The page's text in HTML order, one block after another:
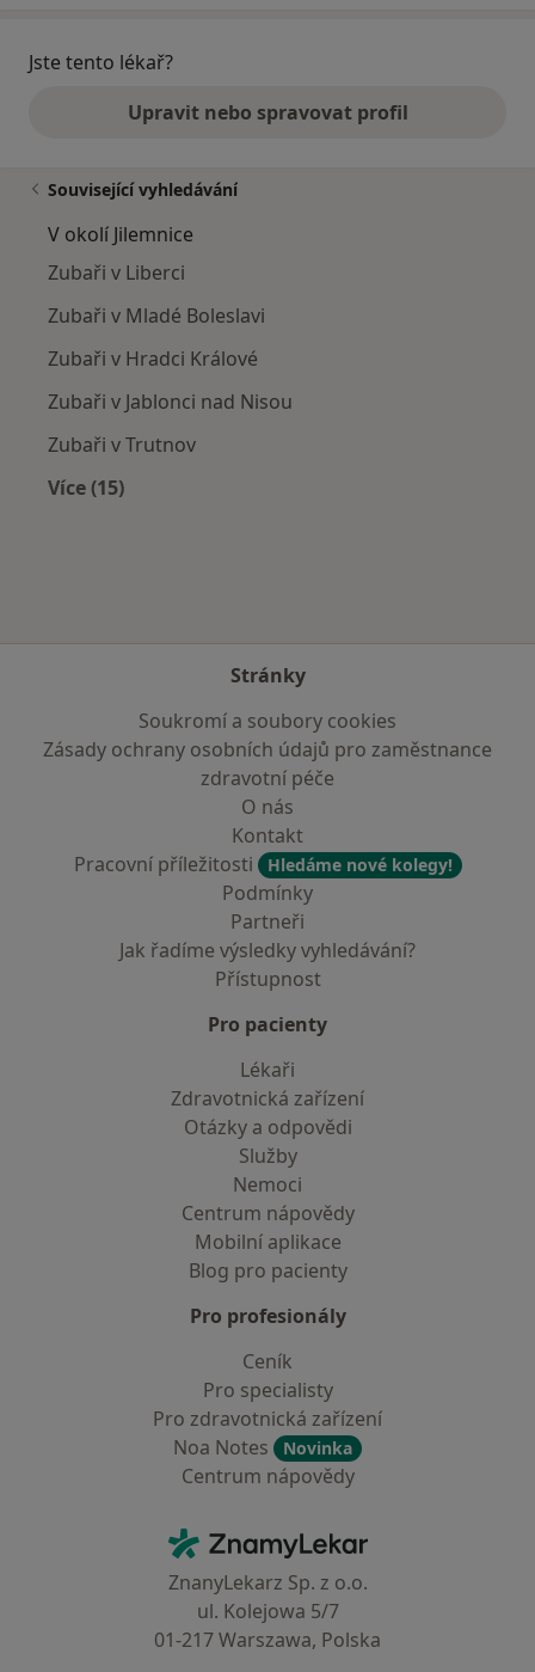
Jste tento lékař?
Upravit nebo spravovat profil
Související vyhledávání
V okolí Jilemnice
Zubaři v Liberci
Zubaři v Mladé Boleslavi
Zubaři v Hradci Králové
Zubaři v Jablonci nad Nisou
Zubaři v Trutnov
Více (15)
Stránky
Soukromí a soubory cookies
Zásady ochrany osobních údajů pro zaměstnance
zdravotní péče
O nás
Kontakt
Pracovní příležitosti
Hledáme nové kolegy!
Podmínky
Partneři
Jak řadíme výsledky vyhledávání?
Přístupnost
Pro pacienty
Lékaři
Zdravotnická zařízení
Otázky a odpovědi
Služby
Nemoci
Centrum nápovědy
Mobilní aplikace
Blog pro pacienty
Pro profesionály
Ceník
Pro specialisty
Pro zdravotnická zařízení
Noa Notes
Novinka
Centrum nápovědy
ZnamyLekar - Hlavní stránka
ZnanyLekarz Sp. z o.o.
ul. Kolejowa 5/7
01-217 Warszawa, Polska